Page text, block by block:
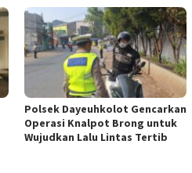
Polsek Dayeuhkolot Gencarkan
Operasi Knalpot Brong untuk
Wujudkan Lalu Lintas Tertib